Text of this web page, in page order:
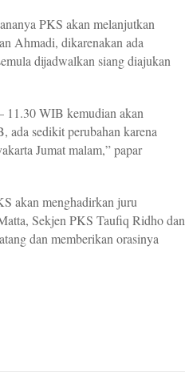
PKS akan melanjutkan
Ahmadi, dikarenakan ada
dijadwalkan siang diajukan
11.30 WIB kemudian akan
sedikit perubahan karena
Jumat malam,” papar
akan menghadirkan juru
Sekjen PKS Taufiq Ridho dan
dan memberikan orasinya